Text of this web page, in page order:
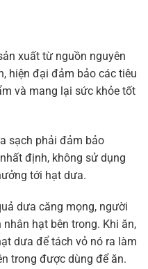
xuất từ nguồn nguyên
hiện đại đảm bảo các tiêu
và mang lại sức khỏe tốt
sạch phải đảm bảo
định, không sử dụng
tới hạt dưa.
dưa căng mọng, người
hạt bên trong. Khi ăn,
dưa để tách vỏ nó ra làm
trong được dùng để ăn.